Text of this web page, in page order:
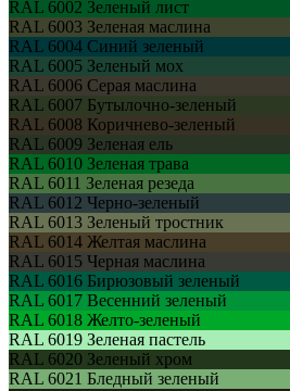
RAL 6002 Зеленый лист
RAL 6003 Зеленая маслина
RAL 6004 Синий зеленый
RAL 6005 Зеленый мох
RAL 6006 Серая маслина
RAL 6007 Бутылочно-зеленый
RAL 6008 Коричнево-зеленый
RAL 6009 Зеленая ель
RAL 6010 Зеленая трава
RAL 6011 Зеленая резеда
RAL 6012 Черно-зеленый
RAL 6013 Зеленый тростник
RAL 6014 Желтая маслина
RAL 6015 Черная маслина
RAL 6016 Бирюзовый зеленый
RAL 6017 Весенний зеленый
RAL 6018 Желто-зеленый
RAL 6019 Зеленая пастель
RAL 6020 Зеленый хром
RAL 6021 Бледный зеленый